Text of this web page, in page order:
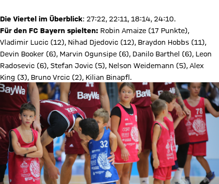
Die Viertel im Überblick: 27:22, 22:11, 18:14, 24:10.
Für den FC Bayern spielten: Robin Amaize (17 Punkte),
Vladimir Lucic (12), Nihad Djedovic (12), Braydon Hobbs (11),
Devin Booker (6), Marvin Ogunsipe (6), Danilo Barthel (6), Leon
Radosevic (6), Stefan Jovic (5), Nelson Weidemann (5), Alex
King (3), Bruno Vrcic (2), Kilian Binapfl.